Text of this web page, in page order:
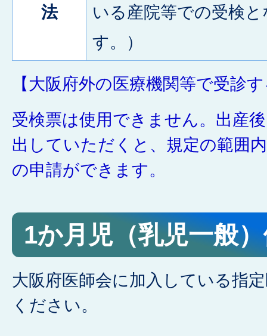
法
いる産院等での受検
す。）
【大阪府外の医療機関等で受診
受検票は使用できません。出産
出していただくと、規定の範囲
の申請ができます。
1か月児（乳児一般
大阪府医師会に加入している指
ください。